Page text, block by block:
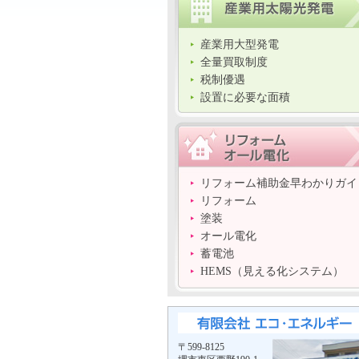
産業用大型発電
全量買取制度
税制優遇
設置に必要な面積
リフォーム補助金早わかりガ
リフォーム
塗装
オール電化
蓄電池
HEMS（見える化システム）
〒599-8125